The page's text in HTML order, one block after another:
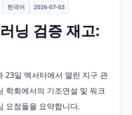
한국어 2026-07-03
닝 검증 재고:
23일 엑서터에서 열린 지구 관
학회에서의 기조연설 및 워크
요점들을 요약합니다.